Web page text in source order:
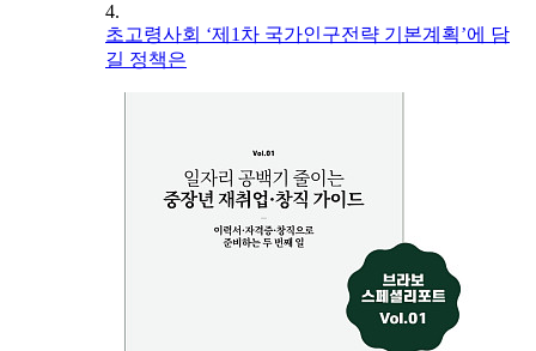
4.
초고령사회 ‘제1차 국가인구전략 기본계획’에 담
길 정책은